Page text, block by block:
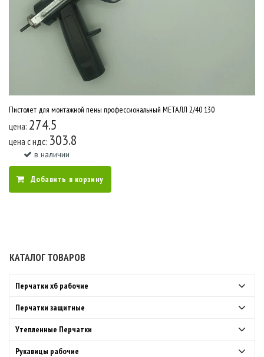
Пистолет для монтажной пены профессиональный МЕТАЛЛ 2/40 130
цена: 274.5
цена c ндс: 303.8
в наличии
Добавить в корзину
КАТАЛОГ ТОВАРОВ
Перчатки хб рабочие
Перчатки защитные
Утепленные Перчатки
Рукавицы рабочие